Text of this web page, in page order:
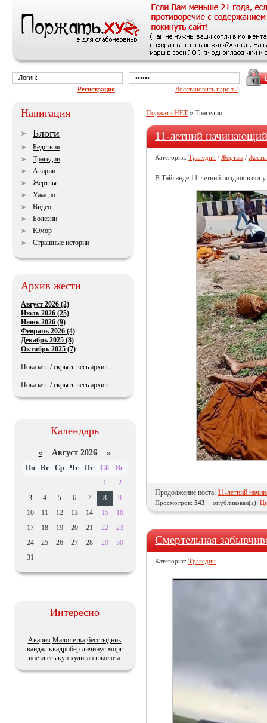
Поржать.НЕТ» Трагедии
11-летний
Категория: Трагедии / Жертвы /
В Тайланде 11-летний пиздюк взял
Продолжение поста: 11-летний
Просмотров: 543 опубликовал(а):
Смертельная
Категория: Трагедии
Навигация
Блоги
Бедствия
Трагедии
Аварии
Жертвы
Ужасно
Видео
Болезни
Юмор
Страшные истории
Архив жести
Август 2026 (2)
Июль 2026 (25)
Июнь 2026 (9)
Февраль 2026 (4)
Декабрь 2025 (8)
Октябрь 2025 (7)
Показать / скрыть весь архив
Показать / скрыть весь архив
Календарь
«Август 2026 »
Пн Вт Ср Чт Пт Сб
Вс
1
2
3
4 5 6 7 8
9
10
11 12 13 14 15
16
17
18 19 20 21 22
23
24
25 26 27 28 29
30
31
Интересно
Авария Малолетка бесстыдник
вандал квадробер личинус морг
поезд ссыкун хулиган школота
Регистрация Восстановить пароль!